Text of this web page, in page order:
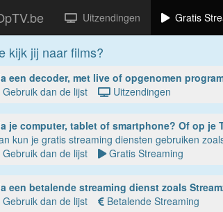
Uitzendingen Gratis
kijk jij naar films?
een decoder, met live of opgenomen
dan de lijst
Uitzendingen
Via je
kun je gratis streaming diensten gebruiken
dan de lijst
Gratis Streaming
een betalende streaming dienst zoals
dan de lijst
Betalende Streaming